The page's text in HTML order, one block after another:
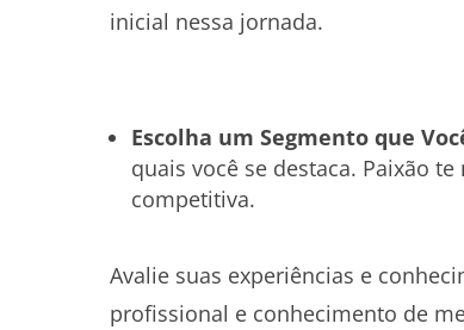
inicial nessa jornada.
Escolha um Segmento que
quais você se destaca. Paixão
competitiva.
Avalie suas experiências e
profissional e conhecimento de